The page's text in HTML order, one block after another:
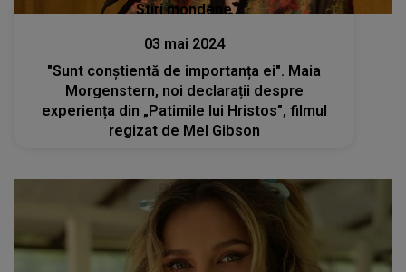
Stiri mondene
03 mai 2024
"Sunt conștientă de importanța ei". Maia
Morgenstern, noi declarații despre
experiența din „Patimile lui Hristos”, filmul
regizat de Mel Gibson